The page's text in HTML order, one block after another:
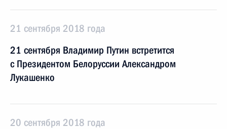
21 сентября 2018 года
21 сентября Владимир Путин встретится
с Президентом Белоруссии Александром
Лукашенко
20 сентября 2018 года